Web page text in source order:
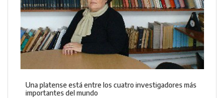
Una platense está entre los cuatro investigadores más
importantes del mundo